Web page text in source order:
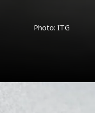
Photo: ITG